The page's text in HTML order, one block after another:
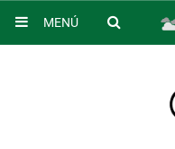
MENÚ